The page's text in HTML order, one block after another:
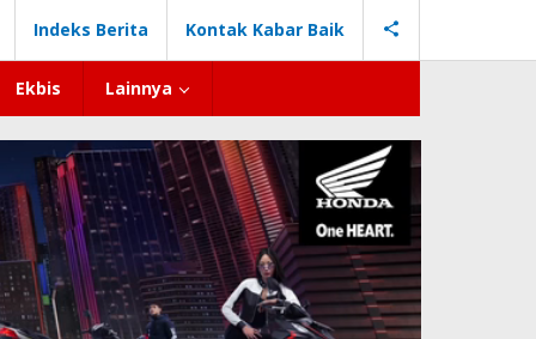
Indeks Berita Kontak Kabar Baik
Ekbis Lainnya